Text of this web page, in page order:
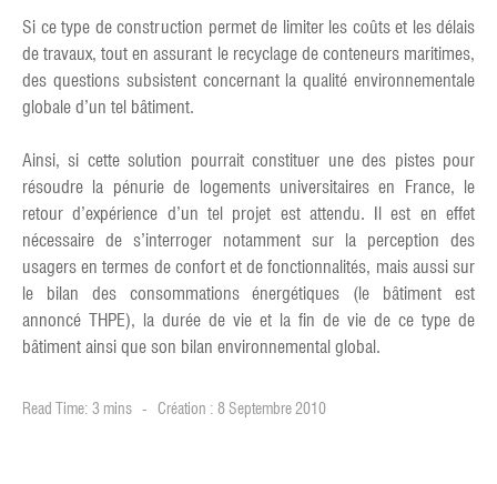
Si ce type de construction permet de limiter les coûts et les délais
de travaux, tout en assurant le recyclage de conteneurs maritimes,
des questions subsistent concernant la qualité environnementale
globale d’un tel bâtiment.
Ainsi, si cette solution pourrait constituer une des pistes pour
résoudre la pénurie de logements universitaires en France, le
retour d’expérience d’un tel projet est attendu. Il est en effet
nécessaire de s’interroger notamment sur la perception des
usagers en termes de confort et de fonctionnalités, mais aussi sur
le bilan des consommations énergétiques (le bâtiment est
annoncé THPE), la durée de vie et la fin de vie de ce type de
bâtiment ainsi que son bilan environnemental global.
Read Time: 3 mins Création : 8 Septembre 2010